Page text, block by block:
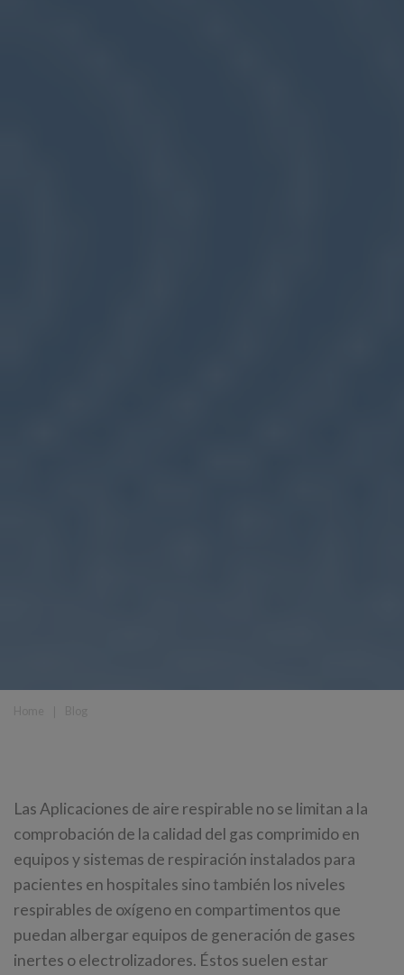
Las Aplicaciones de aire respirable no se limitan a la
comprobación de la calidad del gas comprimido en
equipos y sistemas de respiración instalados para
pacientes en hospitales sino también los niveles
respirables de oxígeno en compartimentos que
puedan albergar equipos de generación de gases
inertes o electrolizadores. Éstos suelen estar